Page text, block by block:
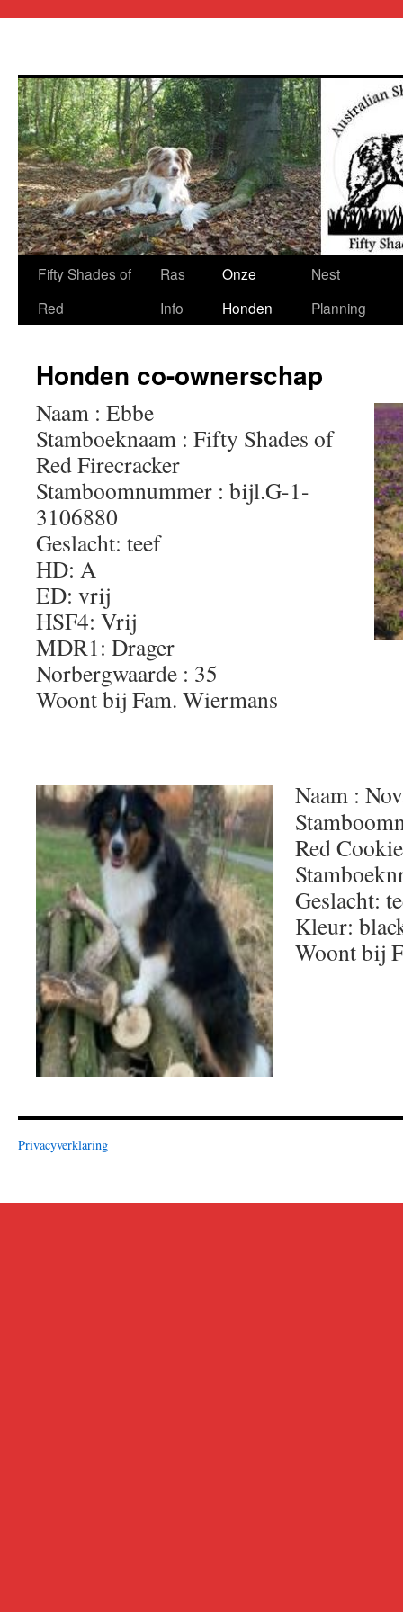
Ga
naar
inhoud
Fifty Shades of
Red
Ras
Info
Onze
Honden
Nest
Planning
Honden co-ownerschap
Naam : Ebbe
Stamboeknaam : Fifty Shades of
Red Firecracker
Stamboomnummer : bijl.G-1-
3106880
Geslacht: teef
HD: A
ED: vrij
HSF4: Vrij
MDR1: Drager
Norbergwaarde : 35
Woont bij Fam. Wiermans
Naam :
Red
Geslacht:
Kleur:
Woont bij
Privacyverklaring